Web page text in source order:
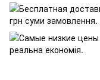
грн суми замовлення.
реальна економія.